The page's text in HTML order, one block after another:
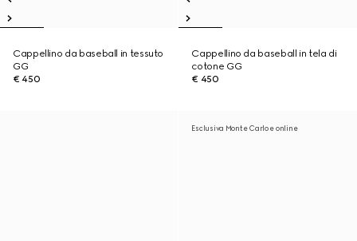
Cappellino da baseball in tessuto
GG
€ 450
Cappellino da baseball in tela di
cotone GG
€ 450
Esclusiva Monte Carlo e online